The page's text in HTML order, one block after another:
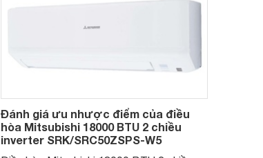
Đánh giá ưu nhược điểm của điều
hòa Mitsubishi 18000 BTU 2 chiều
inverter SRK/SRC50ZSPS-W5